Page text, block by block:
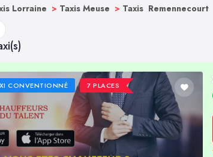
Lorraine > Taxis Meuse > Taxis Remennecourt
CONVENTIONNÉ 7 PLACES